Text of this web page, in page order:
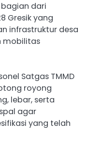
dari
Gresik yang
infrastruktur desa
mobilitas
Satgas TMMD
royong
lebar, serta
agar
yang telah